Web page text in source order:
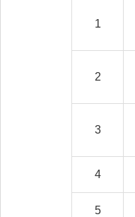
1
2
3
4
5